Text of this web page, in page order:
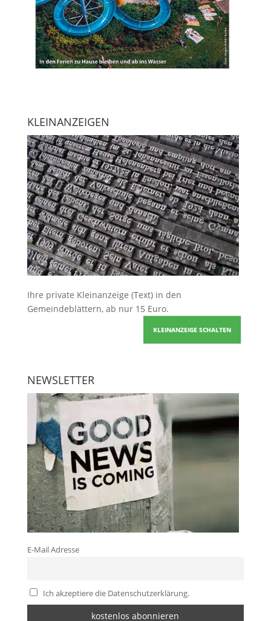
KLEINANZEIGEN
Ihre private Kleinanzeige (Text) in den
Gemeindeblättern, ab nur 15 Euro.
KLEINANZEIGE SCHALTEN
NEWSLETTER
E-Mail Adresse
Ich akzeptiere die Datenschutzerklärung.